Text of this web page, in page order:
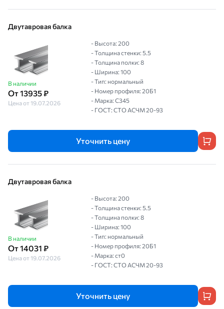
Двутавровая балка
В наличии
От 13935 ₽
Цена от 19.07.2026
- Высота: 200
- Толщина стенки: 5.5
- Толщина полки: 8
- Ширина: 100
- Тип: нормальный
- Номер профиля: 20Б1
- Марка: С345
- ГОСТ: СТО АСЧМ 20-93
Уточнить цену
Двутавровая балка
В наличии
От 14031 ₽
Цена от 19.07.2026
- Высота: 200
- Толщина стенки: 5.5
- Толщина полки: 8
- Ширина: 100
- Тип: нормальный
- Номер профиля: 20Б1
- Марка: ст0
- ГОСТ: СТО АСЧМ 20-93
Уточнить цену